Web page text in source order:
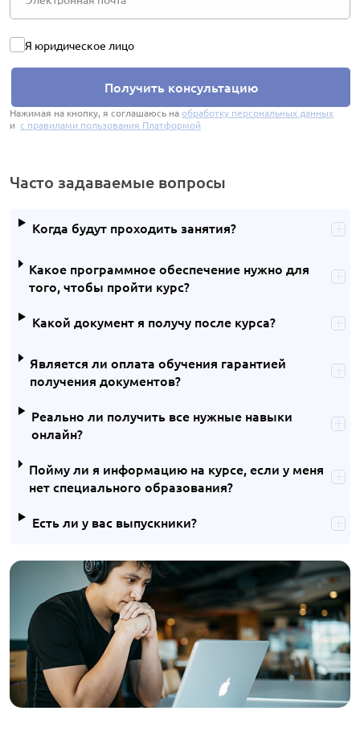
Я юридическое лицо
Получить консультацию
Нажимая на кнопку, я соглашаюсь наобработку персональных данных
и с правилами пользования Платформой
Часто задаваемые вопросы
Когда будут проходить занятия?
Какое программное обеспечение нужно для
того, чтобы пройти курс?
Какой документ я получу после курса?
Является ли оплата обучения гарантией
получения документов?
Реально ли получить все нужные навыки
онлайн?
Пойму ли я информацию на курсе, если у меня
нет специального образования?
Есть ли у вас выпускники?